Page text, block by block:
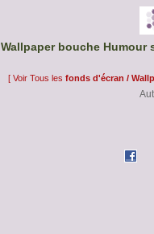
Wallpaper bouche Humour
[ Voir Tous les fonds d'écran /